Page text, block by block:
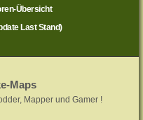
Übersicht
Last Stand)
Maps
Mapper und Gamer !